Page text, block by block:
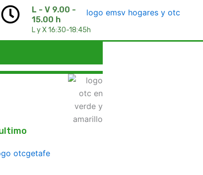
L - V 9.00 -
15.00 h
L y X 16:30-18:45h